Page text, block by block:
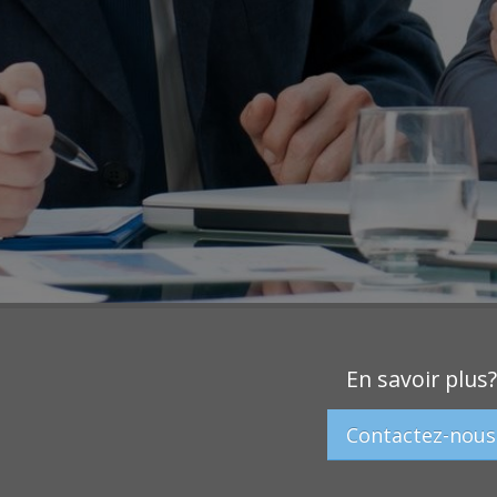
En savoir plus?
Contactez-nous